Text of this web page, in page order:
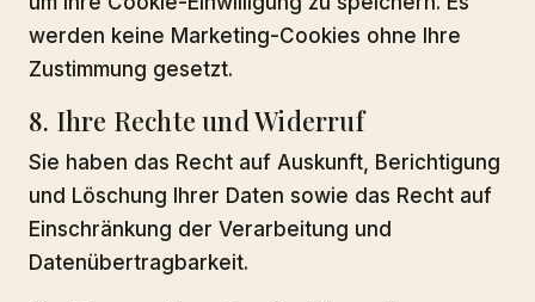
werden keine Marketing-Cookies ohne Ihre
Zustimmung gesetzt.
8. Ihre Rechte und Widerruf
Sie haben das Recht auf Auskunft, Berichtigung
und Löschung Ihrer Daten sowie das Recht auf
Einschränkung der Verarbeitung und
Datenübertragbarkeit.